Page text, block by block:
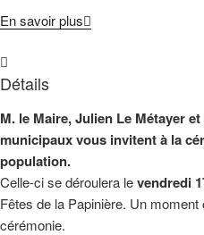
En savoir plus
Détails
M. le Maire, Julien Le Métayer
municipaux vous invitent à la
population.
Celle-ci se déroulera levendredi
Fêtes de la Papinière. Un
cérémonie.